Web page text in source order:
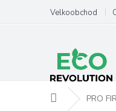
obsah
Velkoobchod
Domů PRO